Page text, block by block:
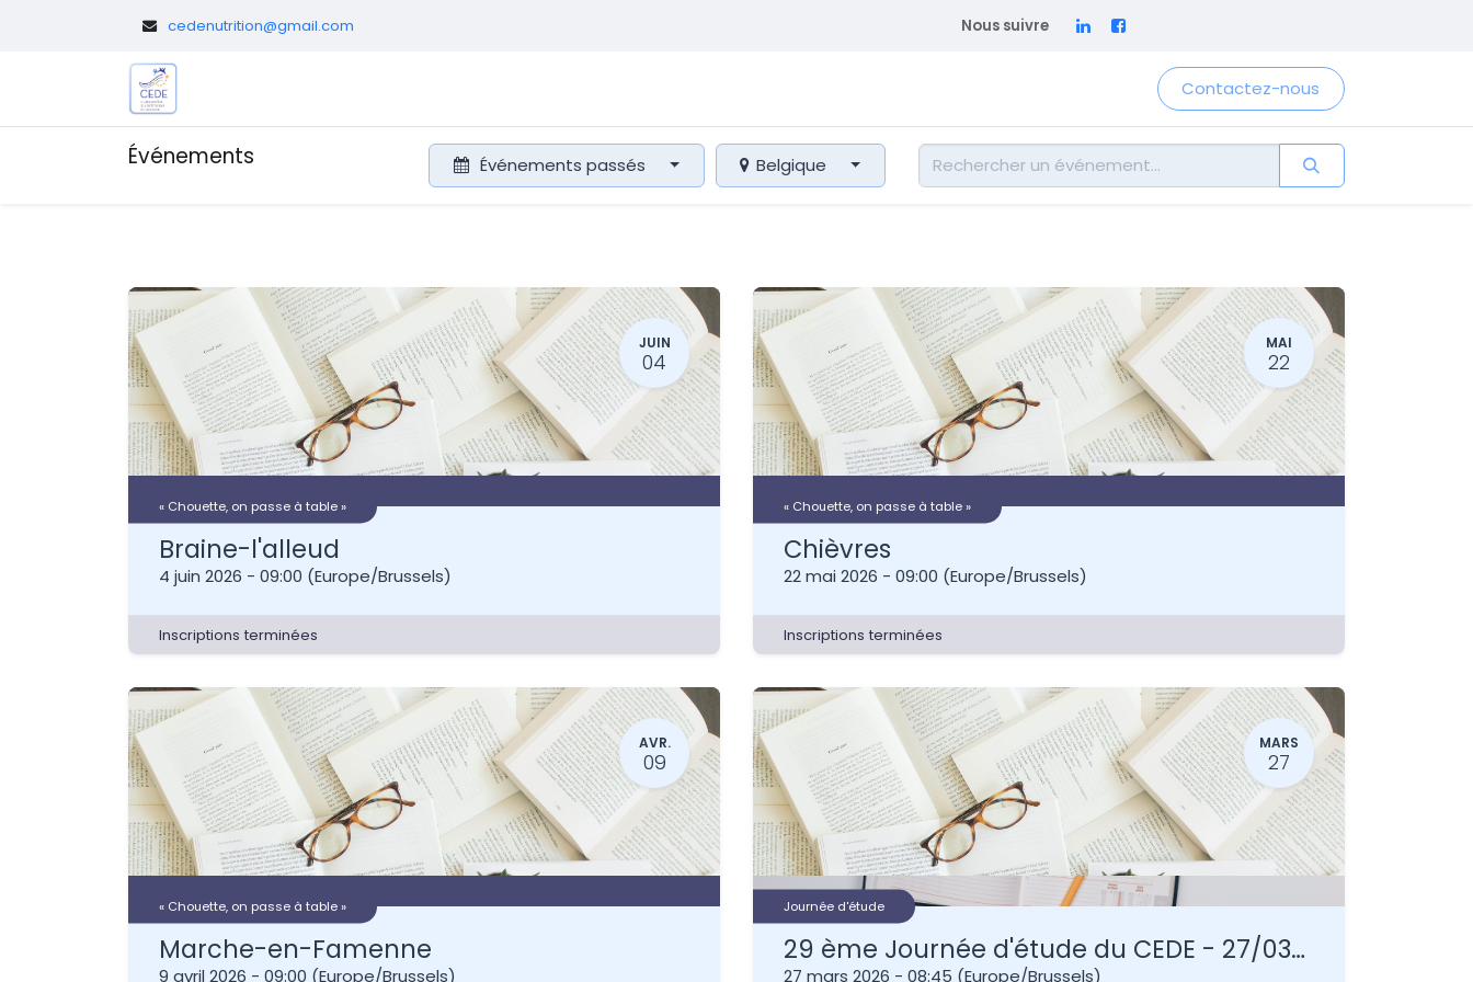
cedenutrition@gmail.com Nous suivre
Contactez-nous
Événements Événements passés Belgique
JUIN
04
« Chouette, on passe à table »
Braine-l'alleud
4 juin 2026 - 09:00 (Europe/Brussels)
Inscriptions terminées
MAI
22
« Chouette, on passe à table »
Chièvres
22 mai 2026 - 09:00 (Europe/Brussels)
Inscriptions terminées
AVR.
09
« Chouette, on passe à table »
Marche-en-Famenne
9 avril 2026 - 09:00 (Europe/Brussels)
MARS
27
Journée d'étude
29 ème Journée d'étude du CEDE - 27/03/2026
27 mars 2026 - 08:45 (Europe/Brussels)